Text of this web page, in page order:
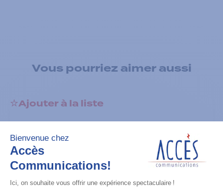
Vous pourriez aimer aussi
Ajouter à la liste